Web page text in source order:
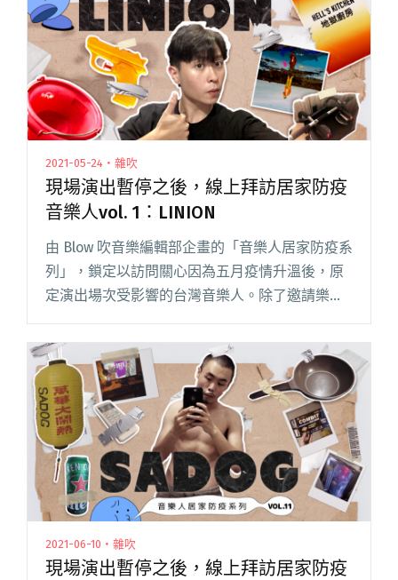
"【開學崩潰歌單】我的心就是收不回來！"
2021-05-24・雜吹
現場演出暫停之後，線上拜訪居家防疫
音樂人vol. 1：LINION
由 Blow 吹音樂編輯部企畫的「音樂人居家防疫系
列」，鎖定以訪問關心因為五月疫情升溫後，原
定演出場次受影響的台灣音樂人。除了邀請樂迷
朋友一起來關注他們在家的身心狀態，對他們的
現場演出回歸保持信心，也望帶大家一窺音樂人
私下居家輕鬆的一面，在閱讀全文 "現場演出暫
停之後，線上拜訪居家防疫音樂人vol. 1：
LINION"
2021-06-10・雜吹
現場演出暫停之後，線上拜訪居家防疫